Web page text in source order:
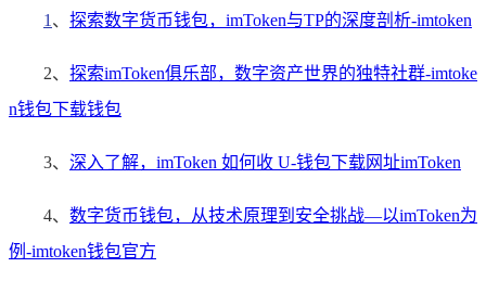
1 、 探索数字货币钱包，imToken与TP的深度剖析-imtoken
2、 探索imToken俱乐部，数字资产世界的独特社群-imtoke
n钱包下载钱包
3、 深入了解，imToken 如何收 U-钱包下载网址imToken
4、 数字货币钱包，从技术原理到安全挑战—以imToken为
例-imtoken钱包官方